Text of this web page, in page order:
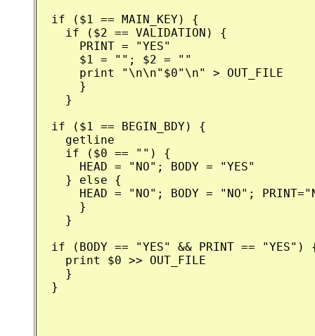
  if ($1 == MAIN_KEY) {
    if ($2 == VALIDATION) {
      PRINT = "YES"
      $1 = ""; $2 = ""
      print "\n\n"$0"\n" > OUT_FILE
      }
    }
  if ($1 == BEGIN_BDY) {
    getline
    if ($0 == "") {
      HEAD = "NO"; BODY = "YES"
    } else {
HEAD = "NO"; BODY = "NO";
      }
    }
if (BODY == "YES" && PRINT == "YES")
    print $0 >> OUT_FILE
    }
  }